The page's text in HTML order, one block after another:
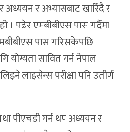
अध्ययन र अभ्यासबाट खारिँदै र
। पढेर एमबीबीएस पास गर्दैमा
पास गरिसकेपछि
योग्यता सावित गर्न नेपाल
लाइसेन्स परीक्षा पनि उतीर्ण
पीएचडी गर्न थप अध्ययन र